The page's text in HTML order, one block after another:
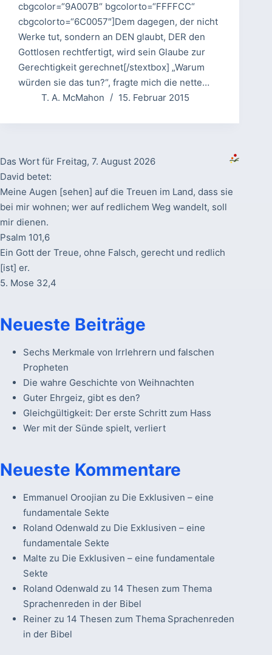
cbgcolor=“9A007B“ bgcolorto=“FFFFCC“
cbgcolorto=“6C0057″]Dem dagegen, der nicht
Werke tut, sondern an DEN glaubt, DER den
Gottlosen rechtfertigt, wird sein Glaube zur
Gerechtigkeit gerechnet[/stextbox] „Warum
würden sie das tun?“, fragte mich die nette…
T. A. McMahon
15. Februar 2015
Das Wort für Freitag, 7. August 2026
David betet:
Meine Augen [sehen] auf die Treuen im Land, dass sie
bei mir wohnen; wer auf redlichem Weg wandelt, soll
mir dienen.
Psalm 101,6
Ein Gott der Treue, ohne Falsch, gerecht und redlich
[ist] er.
5. Mose 32,4
Neueste Beiträge
Sechs Merkmale von Irrlehrern und falschen
Propheten
Die wahre Geschichte von Weihnachten
Guter Ehrgeiz, gibt es den?
Gleichgültigkeit: Der erste Schritt zum Hass
Wer mit der Sünde spielt, verliert
Neueste Kommentare
Emmanuel Oroojian zu Die Exklusiven – eine
fundamentale Sekte
Roland Odenwald zu Die Exklusiven – eine
fundamentale Sekte
Malte zu Die Exklusiven – eine fundamentale
Sekte
Roland Odenwald zu 14 Thesen zum Thema
Sprachenreden in der Bibel
Reinerzu 14 Thesen zum Thema Sprachenreden
in der Bibel